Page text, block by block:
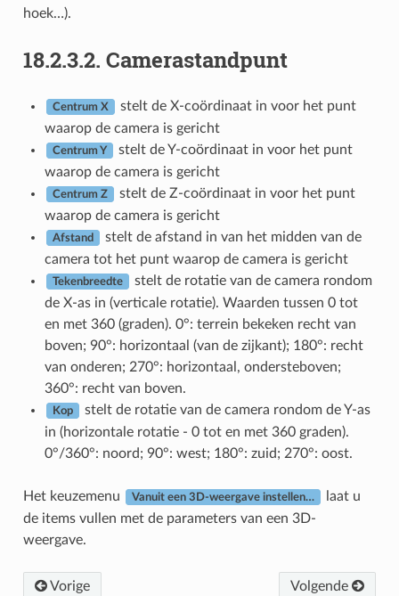
hoek…).
18.2.3.2. Camerastandpunt
Centrum X
stelt de X-coördinaat in voor het punt
waarop de camera is gericht
Centrum Y
stelt de Y-coördinaat in voor het punt
waarop de camera is gericht
Centrum Z
stelt de Z-coördinaat in voor het punt
waarop de camera is gericht
Afstand
stelt de afstand in van het midden van de
camera tot het punt waarop de camera is gericht
Tekenbreedte
stelt de rotatie van de camera rondom
de X-as in (verticale rotatie). Waarden tussen 0 tot
en met 360 (graden). 0°: terrein bekeken recht van
boven; 90°: horizontaal (van de zijkant); 180°: recht
van onderen; 270°: horizontaal, ondersteboven;
360°: recht van boven.
Kop
stelt de rotatie van de camera rondom de Y-as
in (horizontale rotatie - 0 tot en met 360 graden).
0°/360°: noord; 90°: west; 180°: zuid; 270°: oost.
Het keuzemenu Vanuit een 3D-weergave instellen…
laat u
de items vullen met de parameters van een 3D-
weergave.
Vorige Volgende